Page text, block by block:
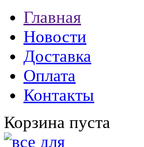
Главная
Новости
Доставка
Оплата
Контакты
Корзина пуста